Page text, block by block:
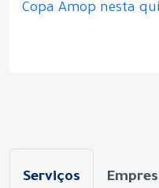
Copa Amop nesta
Serviços